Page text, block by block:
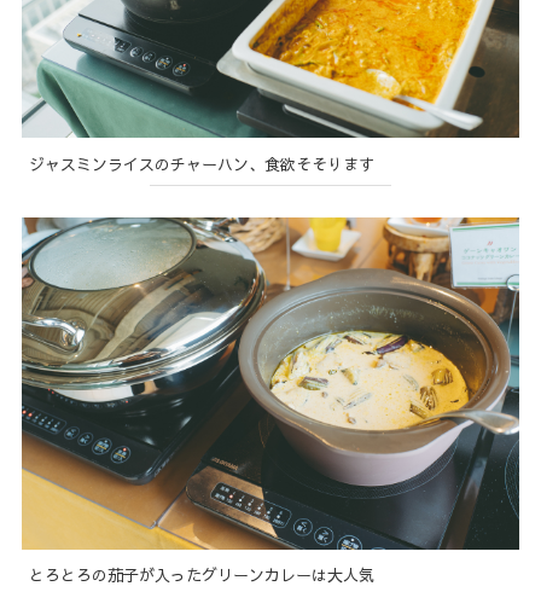
ジャスミンライスのチャーハン、食欲そそります
とろとろの茄子が入ったグリーンカレーは大人気